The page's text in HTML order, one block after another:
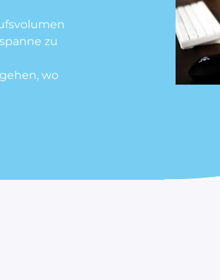
zu
wo